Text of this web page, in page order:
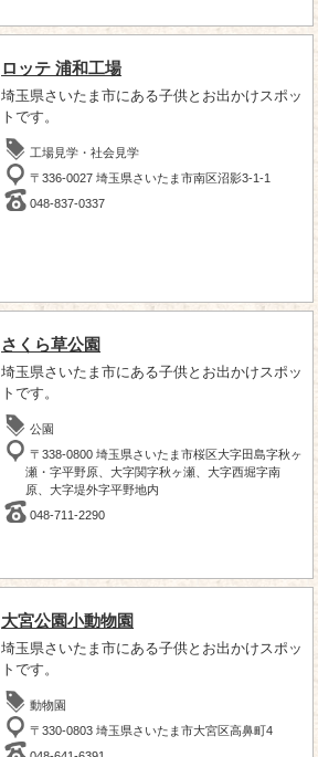
ロッテ 浦和工場
埼玉県さいたま市にある子供とお出かけスポッ
トです。
工場見学・社会見学
〒336-0027 埼玉県さいたま市南区沼影3-1-1
048-837-0337
さくら草公園
埼玉県さいたま市にある子供とお出かけスポッ
トです。
公園
〒338-0800 埼玉県さいたま市桜区大字田島字秋ヶ
瀬・字平野原、大字関字秋ヶ瀬、大字西堀字南
原、大字堤外字平野地内
048-711-2290
大宮公園小動物園
埼玉県さいたま市にある子供とお出かけスポッ
トです。
動物園
〒330-0803 埼玉県さいたま市大宮区高鼻町4